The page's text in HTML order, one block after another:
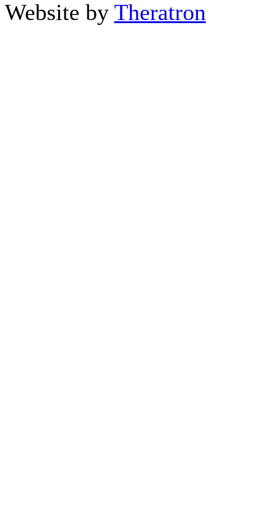
Website by Theratron